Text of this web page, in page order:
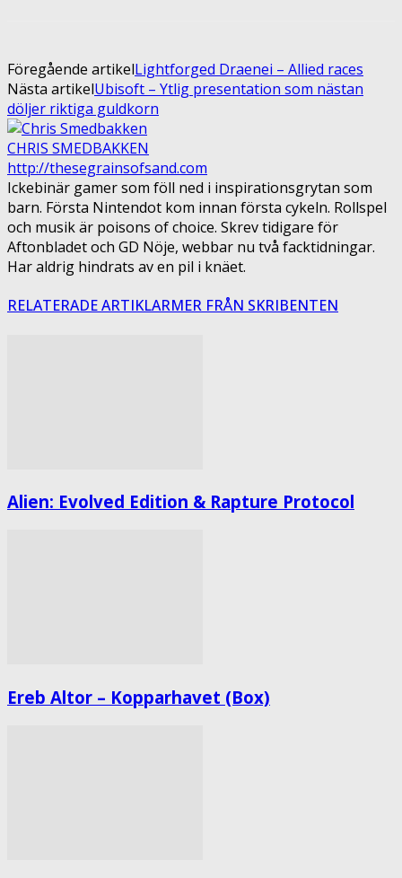
Föregående artikelLightforged Draenei – Allied races
Nästa artikelUbisoft – Ytlig presentation som nästan
döljer riktiga guldkorn
CHRIS SMEDBAKKEN
http://thesegrainsofsand.com
Ickebinär gamer som föll ned i inspirationsgrytan som
barn. Första Nintendot kom innan första cykeln. Rollspel
och musik är poisons of choice. Skrev tidigare för
Aftonbladet och GD Nöje, webbar nu två facktidningar.
Har aldrig hindrats av en pil i knäet.
RELATERADE ARTIKLARMER FRÅN SKRIBENTEN
Alien: Evolved Edition & Rapture Protocol
Ereb Altor – Kopparhavet (Box)